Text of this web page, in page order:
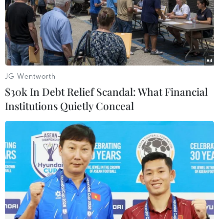
Cổ động viên Argentina cổ vũ đội nhà trong trận bán kết gặp
Croatia. (Ảnh: AFP/TTXVN)
Bước ngoặt đến ở chức vô địch Copa America
2021, sau chiến thắng trước kình địch Brazil ở
chung kết. Messi phấn khởi nói với các phóng
JG Wentworth
$30k In Debt Relief Scandal: What Financial
Institutions Quietly Conceal